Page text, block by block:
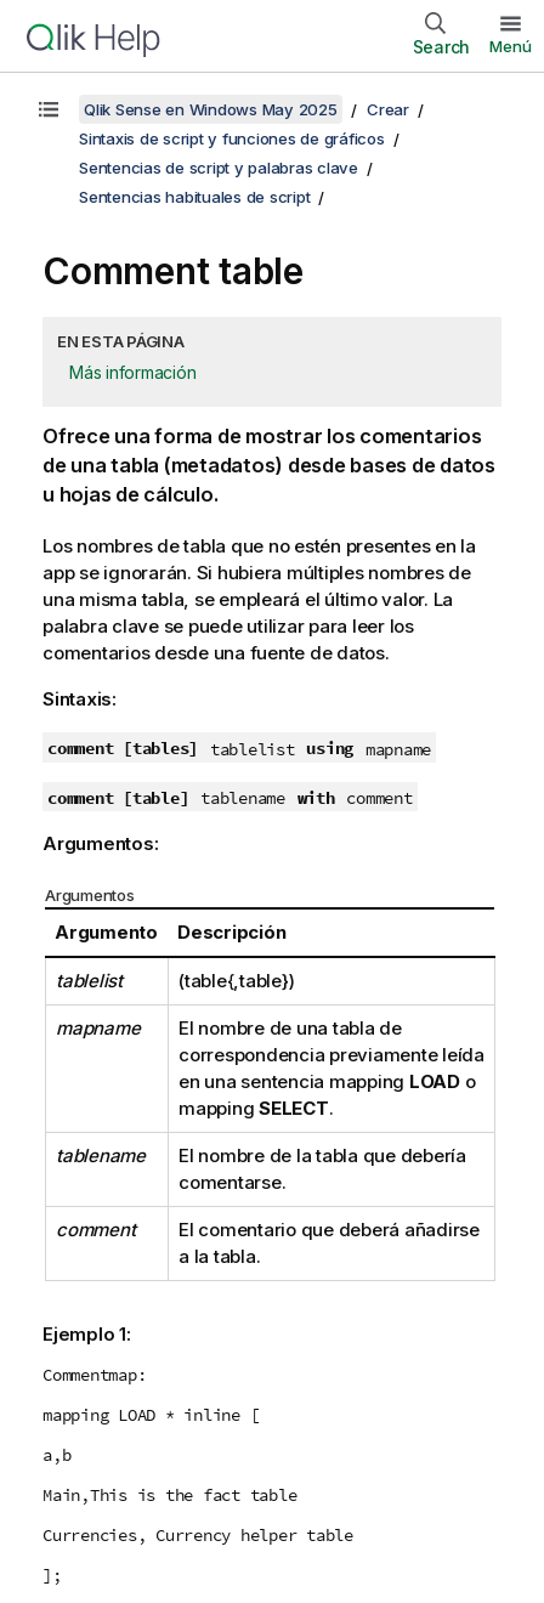
Search Menú
Qlik Sense en Windows May 2025
Crear
Sintaxis de script y funciones de gráficos
Sentencias de script y palabras clave
Sentencias habituales de script
Comment table
EN ESTA PÁGINA
Más información
Ofrece una forma de mostrar los comentarios
de una tabla (metadatos) desde bases de datos
u hojas de cálculo.
Los nombres de tabla que no estén presentes en la
app se ignorarán. Si hubiera múltiples nombres de
una misma tabla, se empleará el último valor. La
palabra clave se puede utilizar para leer los
comentarios desde una fuente de datos.
Sintaxis:
comment [tables] tablelist using mapname
comment [table] tablename with comment
Argumentos:
Argumentos
Argumento Descripción
tablelist (table{,table})
mapname
El nombre de una tabla de
correspondencia previamente leída
en una sentencia mapping LOADo
mapping SELECT.
tablename
El nombre de la tabla que debería
comentarse.
comment
El comentario que deberá añadirse
a la tabla.
Ejemplo 1:
Commentmap:
mapping LOAD * inline [
a,b
Main,This is the fact table
Currencies, Currency helper table
];